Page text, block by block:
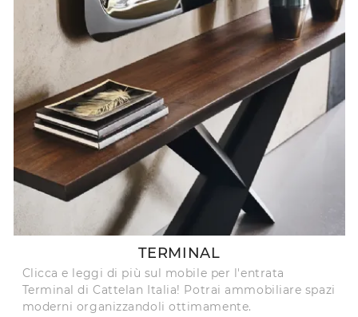
TERMINAL
Clicca e leggi di più sul mobile per l'entrata
Terminal di Cattelan Italia! Potrai ammobiliare spazi
moderni organizzandoli ottimamente.